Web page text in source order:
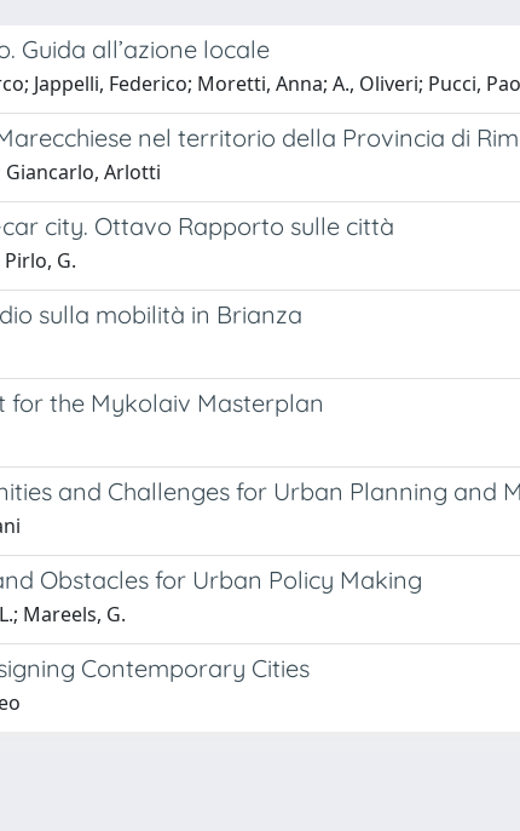
Guida all’azione locale
Jappelli, Federico; Moretti, Anna; A., Oliveri; Pucci,
nel territorio della Provincia di
Giancarlo, Arlotti
city. Ottavo Rapporto sulle città
G.
sulla mobilità in Brianza
for the Mykolaiv Masterplan
and Challenges for Urban Planning and
Obstacles for Urban Policy Making
Mareels, G.
Contemporary Cities